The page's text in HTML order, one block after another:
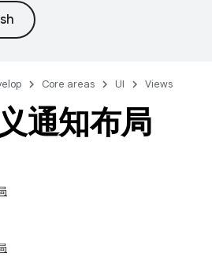
Core areas UI Views
通知布局